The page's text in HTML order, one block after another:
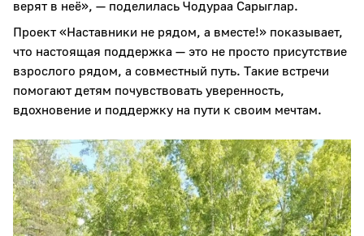
верят в неё», — поделилась Чодураа Сарыглар.
Проект «Наставники не рядом, а вместе!» показывает,
что настоящая поддержка — это не просто присутствие
взрослого рядом, а совместный путь. Такие встречи
помогают детям почувствовать уверенность,
вдохновение и поддержку на пути к своим мечтам.